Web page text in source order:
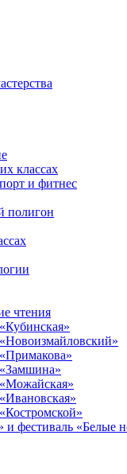
классах
и фитнес
полигон
чтения
и фестиваль «Белые